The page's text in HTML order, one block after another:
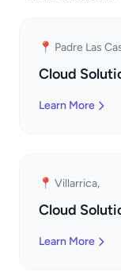
📍 Padre Las
Cloud
Learn More
📍 Villarrica,
Cloud
Learn More